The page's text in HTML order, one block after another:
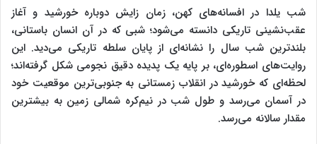
شب یلدا در افسانه‌های کهن، زمان زایش دوباره خورشید و آغاز
عقب‌نشینی تاریکی دانسته می‌شود؛ شبی که در آن انسان باستانی،
بلندترین شب سال را نشانه‌ای از پایان سلطه تاریکی می‌دید. این
روایت‌های اسطوره‌ای، بر پایه یک پدیده دقیق نجومی شکل گرفته‌اند؛
لحظه‌ای که خورشید در انقلاب زمستانی به جنوبی‌ترین موقعیت خود
در آسمان می‌رسد و طول شب در نیم‌کره شمالی زمین به بیشترین
مقدار سالانه می‌رسد.